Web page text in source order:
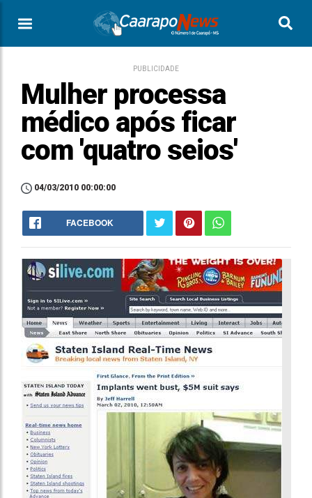
PUBLICIDADE
Mulher processa
médico após ficar
com 'quatro seios'
04/03/2010 00:00:00
FACEBOOK